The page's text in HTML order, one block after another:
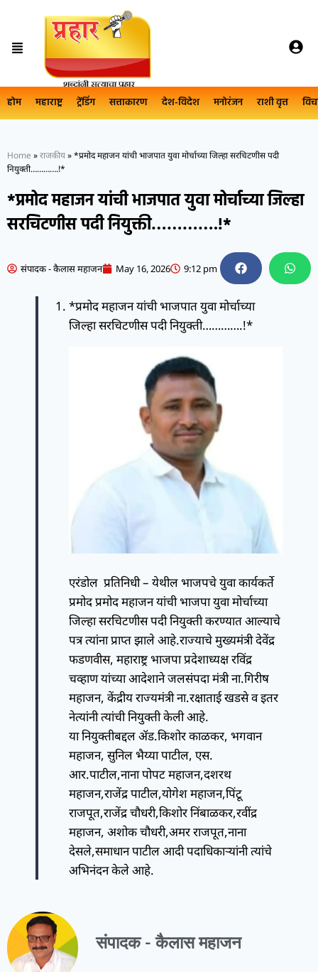
होम महाराष्ट्र ट्रेंडिंग सत्ताकारण देश-विदेश मनोरंजन राशी वृत्त
Home »राजकीय»*प्रमोद महाजन यांची भाजपात युवा मोर्चाच्या जिल्हा सरचिटणीस पदी
नियुक्ती………….!*
*प्रमोद महाजन यांची भाजपात युवा मोर्चाच्या जिल्हा
सरचिटणीस पदी नियुक्ती………….!*
संपादक - कैलास महाजन May 16, 2026 9:12 pm
*प्रमोद महाजन यांची भाजपात युवा मोर्चाच्या
जिल्हा सरचिटणीस पदी नियुक्ती………….!*
एरंडोल प्रतिनिधी – येथील भाजपचे युवा कार्यकर्ते
प्रमोद प्रमोद महाजन यांची भाजपा युवा मोर्चाच्या
जिल्हा सरचिटणीस पदी नियुक्ती करण्यात आल्याचे
पत्र त्यांना प्राप्त झाले आहे.राज्याचे मुख्यमंत्री देवेंद्र
फडणवीस, महाराष्ट्र भाजपा प्रदेशाध्यक्ष रविंद्र
चव्हाण यांच्या आदेशाने जलसंपदा मंत्री ना.गिरीष
महाजन, केंद्रीय राज्यमंत्री ना.रक्षाताई खडसे व इतर
नेत्यांनी त्यांची नियुक्ती केली आहे.
या नियुक्तीबद्दल ॲड.किशोर काळकर, भगवान
महाजन, सुनिल भैय्या पाटील, एस.
आर.पाटील,नाना पोपट महाजन,दशरथ
महाजन,राजेंद्र पाटील,योगेश महाजन,पिंटू
राजपूत,राजेंद्र चौधरी,किशोर निंबाळकर,रवींद्र
महाजन, अशोक चौधरी,अमर राजपूत,नाना
देसले,समाधान पाटील आदी पदाधिकाऱ्यांनी त्यांचे
अभिनंदन केले आहे.
संपादक - कैलास महाजन